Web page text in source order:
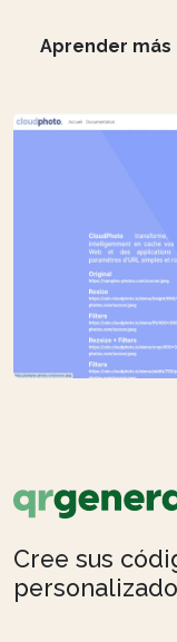
Aprender más
Cree sus